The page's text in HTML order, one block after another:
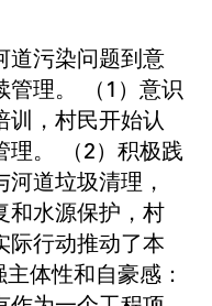
道污染问题到意
管理。 （1）意识
训，村民开始认
理。 （2）积极践
道垃圾清理，
和水源保护，村
际行动推动了本
体性和自豪感：